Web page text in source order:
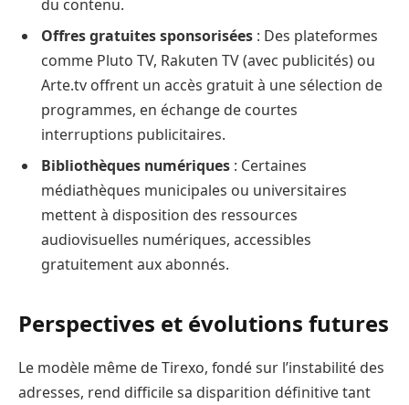
du contenu.
Offres gratuites sponsorisées : Des plateformes
comme Pluto TV, Rakuten TV (avec publicités) ou
Arte.tv offrent un accès gratuit à une sélection de
programmes, en échange de courtes
interruptions publicitaires.
Bibliothèques numériques : Certaines
médiathèques municipales ou universitaires
mettent à disposition des ressources
audiovisuelles numériques, accessibles
gratuitement aux abonnés.
Perspectives et évolutions futures
Le modèle même de Tirexo, fondé sur l’instabilité des
adresses, rend difficile sa disparition définitive tant